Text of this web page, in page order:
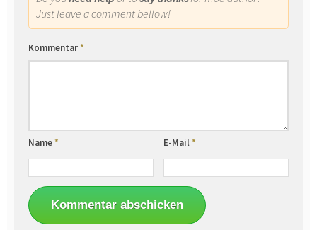
Just leave a comment bellow!
Kommentar*
Name* E-Mail*